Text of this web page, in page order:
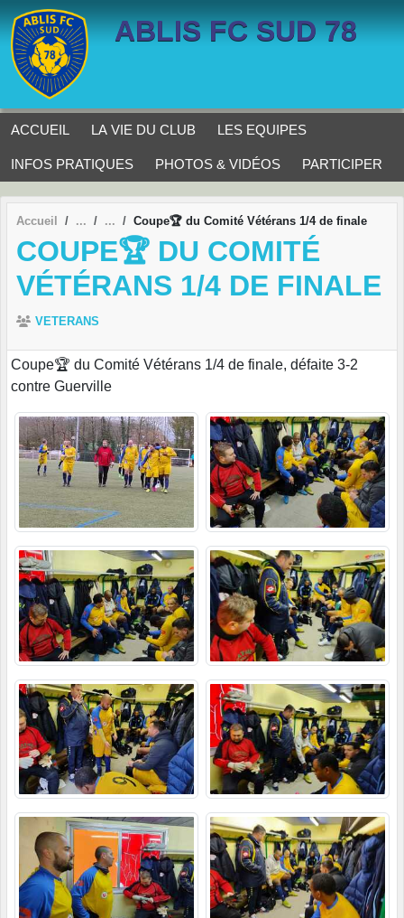
ABLIS FC SUD 78
ACCUEIL LA VIE DU CLUB LES EQUIPES
INFOS PRATIQUES PHOTOS & VIDÉOS PARTICIPER
Accueil Coupe🏆 du Comité Vétérans 1/4 de finale
COUPE🏆 DU COMITÉ
VÉTÉRANS 1/4 DE FINALE
VETERANS
Coupe🏆 du Comité Vétérans 1/4 de finale, défaite 3-2
contre Guerville
Panneau de gestion des cookies